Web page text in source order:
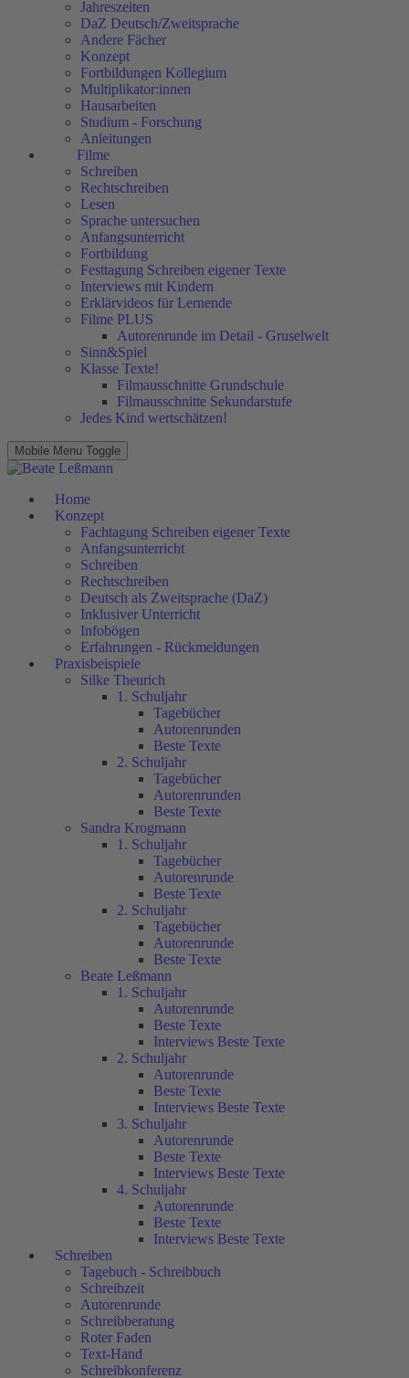
Jahreszeiten
DaZ Deutsch/Zweitsprache
Andere Fächer
Konzept
Fortbildungen Kollegium
Multiplikator:innen
Hausarbeiten
Studium - Forschung
Anleitungen
Filme
Schreiben
Rechtschreiben
Lesen
Sprache untersuchen
Anfangsunterricht
Fortbildung
Festtagung Schreiben eigener Texte
Interviews mit Kindern
Erklärvideos für Lernende
Filme PLUS
Autorenrunde im Detail - Gruselwelt
Sinn&Spiel
Klasse Texte!
Filmausschnitte Grundschule
Filmausschnitte Sekundarstufe
Jedes Kind wertschätzen!
Mobile Menu Toggle
Home
Konzept
Fachtagung Schreiben eigener Texte
Anfangsunterricht
Schreiben
Rechtschreiben
Deutsch als Zweitsprache (DaZ)
Inklusiver Unterricht
Infobögen
Erfahrungen - Rückmeldungen
Praxisbeispiele
Silke Theurich
1. Schuljahr
Tagebücher
Autorenrunden
Beste Texte
2. Schuljahr
Tagebücher
Autorenrunden
Beste Texte
Sandra Krogmann
1. Schuljahr
Tagebücher
Autorenrunde
Beste Texte
2. Schuljahr
Tagebücher
Autorenrunde
Beste Texte
Beate Leßmann
1. Schuljahr
Autorenrunde
Beste Texte
Interviews Beste Texte
2. Schuljahr
Autorenrunde
Beste Texte
Interviews Beste Texte
3. Schuljahr
Autorenrunde
Beste Texte
Interviews Beste Texte
4. Schuljahr
Autorenrunde
Beste Texte
Interviews Beste Texte
Schreiben
Tagebuch - Schreibbuch
Schreibzeit
Autorenrunde
Schreibberatung
Roter Faden
Text-Hand
Schreibkonferenz